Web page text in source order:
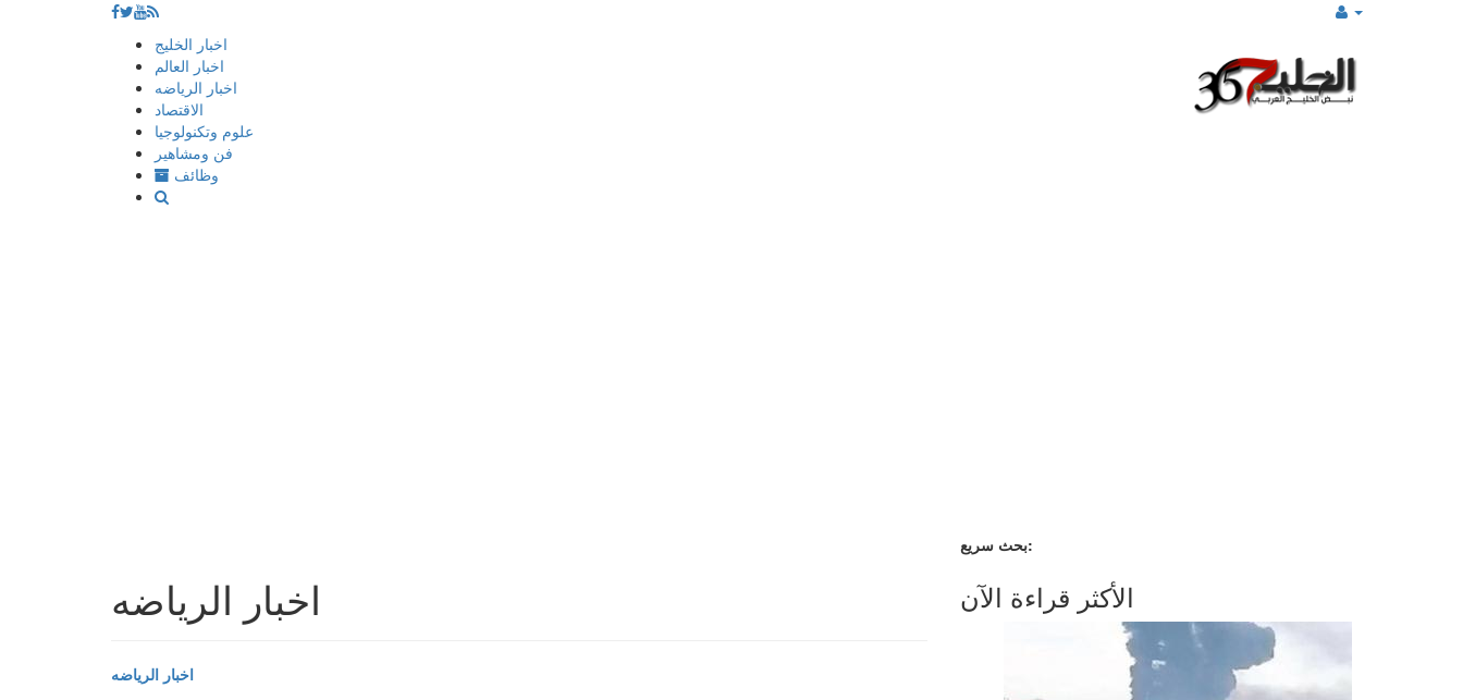
إذهب
المحتوى
اخبار الخليج
اخبار العالم
اخبار الرياضه
الاقتصاد
علوم وتكنولوجيا
فن ومشاهير
وظائف
اخبار الرياضه
اخبار الرياضه
بحث سريع:
الأكثر قراءة الآن